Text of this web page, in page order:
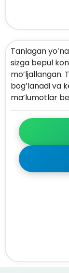
Tanlagan
sizga bepul
mo’ljallangan.
bog’lanadi va
ma’lumotlar